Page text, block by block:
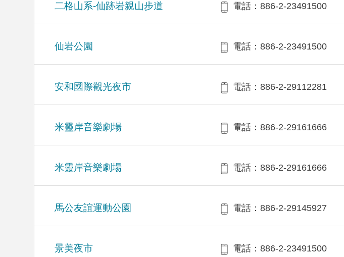
二格山系-仙跡岩親山步道 電話：886-2-23491500
仙岩公園 電話：886-2-23491500
安和國際觀光夜市 電話：886-2-29112281
米靈岸音樂劇場 電話：886-2-29161666
米靈岸音樂劇場 電話：886-2-29161666
馬公友誼運動公園 電話：886-2-29145927
景美夜市 電話：886-2-23491500